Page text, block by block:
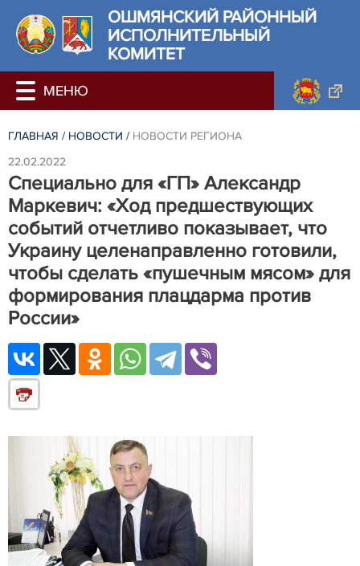
ОШМЯНСКИЙ РАЙОННЫЙ
ИСПОЛНИТЕЛЬНЫЙ
КОМИТЕТ
ГЛАВНАЯ / НОВОСТИ / НОВОСТИ РЕГИОНА
22.02.2022
Специально для «ГП» Александр
Маркевич: «Ход предшествующих
событий отчетливо показывает, что
Украину целенаправленно готовили,
чтобы сделать «пушечным мясом» для
формирования плацдарма против
России»